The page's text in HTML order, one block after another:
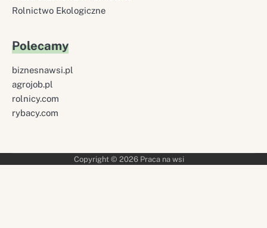
Rolnictwo Ekologiczne
Polecamy
biznesnawsi.pl
agrojob.pl
rolnicy.com
rybacy.com
Copyright © 2026 Praca na wsi